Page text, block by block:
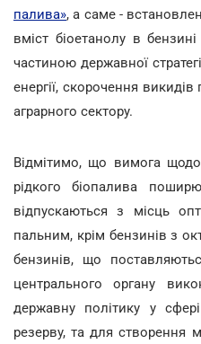
палива», а саме -
вміст біоетанолу в
частиною державної
енергії, скорочення
аграрного сектору.
Відмітимо, що вимога
рідкого біопалива
відпускаються з місць
пальним, крім бензинів з
бензинів, що
центрального органу
державну політику у
резерву, та для створення